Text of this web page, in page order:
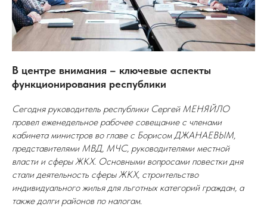
В центре внимания – ключевые аспекты
функционирования республики
Сегодня руководитель республики Сергей МЕНЯЙЛО
провел еженедельное рабочее совещание с членами
кабинета министров во главе с Борисом ДЖАНАЕВЫМ,
представителями МВД, МЧС, руководителями местной
власти и сферы ЖКХ. Основными вопросами повестки дня
стали деятельность сферы ЖКХ, строительство
индивидуального жилья для льготных категорий граждан, а
также долги районов по налогам.